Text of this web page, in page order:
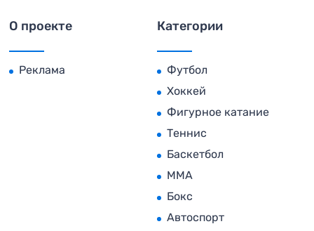
О проекте
Реклама
Категории
Футбол
Хоккей
Фигурное катание
Теннис
Баскетбол
MMA
Бокс
Автоспорт